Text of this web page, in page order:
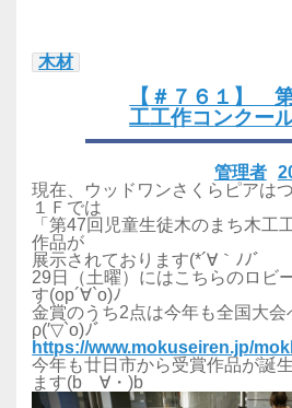
木材
【＃７６１】
工工作コンクー
管理者
現在、ウッドワンさくらピアは
１Ｆでは
「第47回児童生徒木のまち木工
作品が
展示されております(*´∀｀ﾉﾉﾞ
29日（土曜）にはこちらのロビ
す(op´∀`o)ﾉ
金賞のうち2点は今年も全国大会
ρ(′▽`o)ﾉﾞ
https://www.mokuseiren.jp/
今年も廿日市から受賞作品が誕
ます(bゝ∀・)b